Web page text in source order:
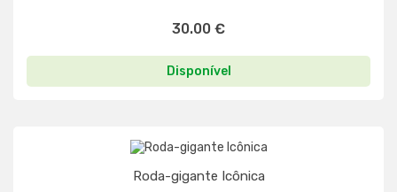
30.00 €
Disponível
Roda-gigante Icônica